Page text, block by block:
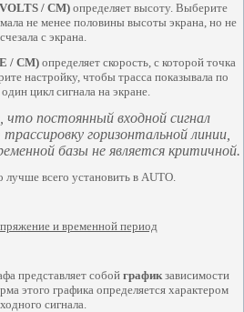
/ CM)определяет высоту. Выберите
не менее половины высоты экрана, но не
с экрана.
/ CM)определяет скорость, с которой точка
настройку, чтобы трасса показывала по
цикл сигнала на экране.
постоянный входной сигнал
горизонтальной линии,
базы не является критичной.
всего установить в AUTO.
и временной период
представляет собой графикзависимости
этого графика определяется характером
сигнала.